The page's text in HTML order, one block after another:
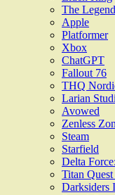
The
Apple
Platformer
Xbox
ChatGPT
Fallout 76
THQ
Larian
Avowed
Zenless
Steam
Starfield
Delta
Titan
Darksiders